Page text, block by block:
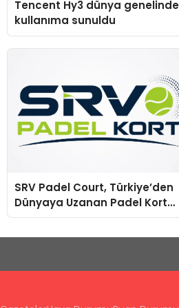
Tencent Hy3 dünya genelinde
kullanıma sunuldu
SRV Padel Court, Türkiye’den
Dünyaya Uzanan Padel Kort
Üretiminde Güvenin Adresi